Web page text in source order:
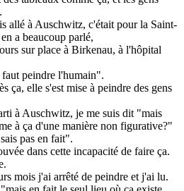
allé à Auschwitz, c'était pour la Saint-
a beaucoup parlé,
sur place à Birkenau, à l'hôpital
peindre l'humain".
ça, elle s'est mise à peindre des gens
à Auschwitz, je me suis dit "mais
à ça d'une manière non figurative?"
pas en fait".
dans cette incapacité de faire ça.
mois j'ai arrêté de peindre et j'ai lu.